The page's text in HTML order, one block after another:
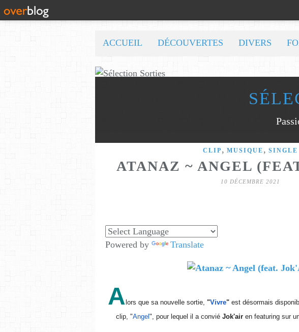
ACCUEIL DÉCOUVERTES DIVERS
CLIP , MUSIQUE , SINGLE
ATANAZ ~ ANGEL
10 DÉCEMBRE 2021
Powered by Translate
A lors que sa nouvelle sortie, "Vivre" est désormais
clip, "Angel ", pour lequel il a conviéJok'airen featuring sur